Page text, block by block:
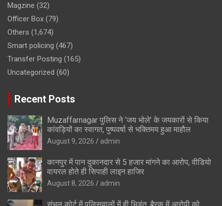
Magzine (32)
Officer Box (79)
Others (1,674)
Smart policing (467)
Transfer Posting (165)
Uncategorized (60)
Recent Posts
Muzaffarnagar पुलिस ने ‘जय भोले’ के जयकारों से किया
कांवड़ियों का स्वागत, पुष्पवर्षा से भक्तिमय हुआ माहौल
August 9, 2026 admin
कानपुर में पान दुकानदार से 5 हजार मांगने का आरोप, वीडियो
वायरल होते ही सिपाही लाइन हाजिर
August 8, 2026 admin